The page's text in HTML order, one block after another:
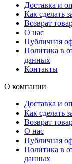
Доставка и
Как сделать
Возврат
О нас
Публичная
Политика в
данных
Контакты
О компании
Доставка и
Как сделать
Возврат
О нас
Публичная
Политика в
данных